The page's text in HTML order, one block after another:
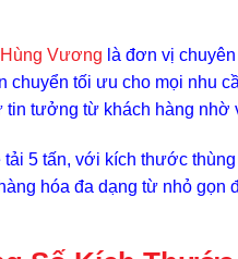
Vương là đơn vị
chuyển tối ưu cho mọi nhu
tưởng từ khách hàng nhờ
tải 5 tấn, với kích thước
hóa đa dạng từ nhỏ gọn